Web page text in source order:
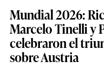
Mundial 2026:
Marcelo Tinelli y
celebraron el
sobre Austria